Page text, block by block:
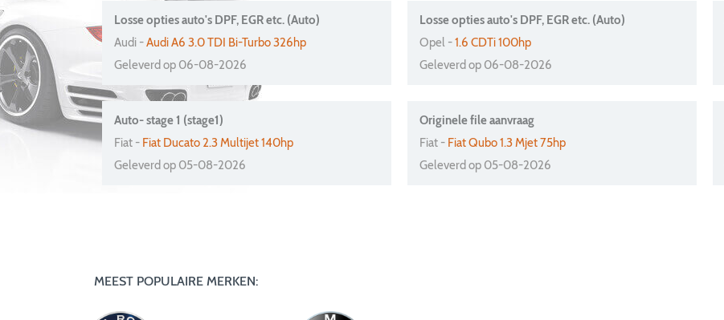
Losse opties auto's DPF, EGR etc. (Auto)
Audi -Audi A6 3.0 TDI Bi-Turbo 326hp
Geleverd op 06-08-2026
Losse opties auto's DPF, EGR etc. (Auto)
Opel -1.6 CDTi 100hp
Geleverd op 06-08-2026
Auto- stage 1 (stage1)
Fiat - Fiat Ducato 2.3 Multijet 140hp
Geleverd op 05-08-2026
Originele file aanvraag
Fiat - Fiat Qubo 1.3 Mjet 75hp
Geleverd op 05-08-2026
MEEST POPULAIRE MERKEN: